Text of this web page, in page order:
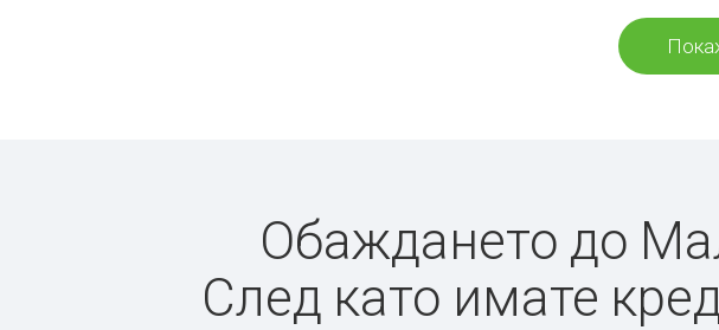
Обаждането до
След като имате